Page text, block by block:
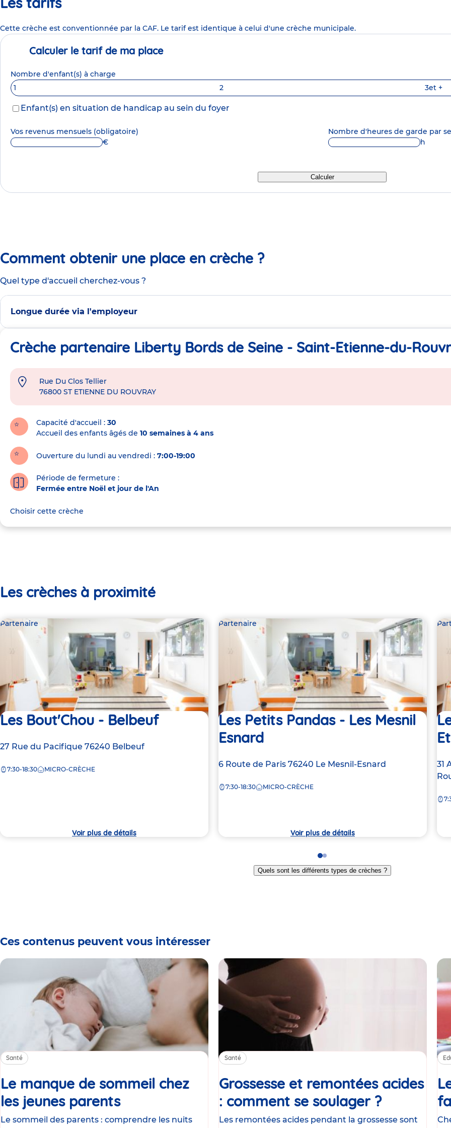
Cette crèche est conventionnée par la CAF. Le tarif est identique à celui d'une crèche municipale.
Calculer le tarif de ma place
Nombre d'enfant(s) à charge
1
2 3et +
Enfant(s) en situation de handicap au sein du foyer
Vos revenus mensuels (obligatoire)
€
Nombre d'heures de garde par
h
Calculer
Comment obtenir une place en crèche ?
Quel type d'accueil cherchez-vous ?
Longue durée via l'employeur
Crèche partenaire Liberty Bords de Seine - Saint-Etienne-du-
Adresse
crèche
Rue Du Clos Tellier
76800 ST ETIENNE DU ROUVRAY
Capacité d'accueil
30
Accueil des enfants âgés de 10 semaines à 4 ans
Ouverture du lundi au vendredi : 7:00-19:00
Période de fermeture :
Fermée entre Noël et jour de l'An
Choisir cette crèche
Les crèches à proximité
Partenaire
Les Bout'Chou - Belbeuf
Adresse
la
27 Rue du Pacifique 76240 Belbeuf
7:30-18:30 MICRO-CRÈCHE
Voir plus de détails
Partenaire
Les Petits Pandas - Les Mesnil
Esnard
Adresse
la
6 Route de Paris 76240 Le Mesnil-Esnard
7:30-18:30 MICRO-CRÈCHE
Voir plus de détails
de
31
Go
to
slide
Go
to
slide
Quels sont les différents types de crèches ?
Ces contenus peuvent vous intéresser
Santé
Le manque de sommeil chez
les jeunes parentsArticle
Le sommeil des parents : comprendre les nuits
Santé
Grossesse et remontées acides
: comment se soulager ?Article
Les remontées acides pendant la grossesse sont